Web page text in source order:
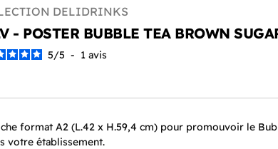
DELIDRINKS
- POSTER BUBBLE TEA BROWN
5/5 - 1 avis
format A2 (L.42 x H.59,4 cm) pour promouvoir le
votre établissement.